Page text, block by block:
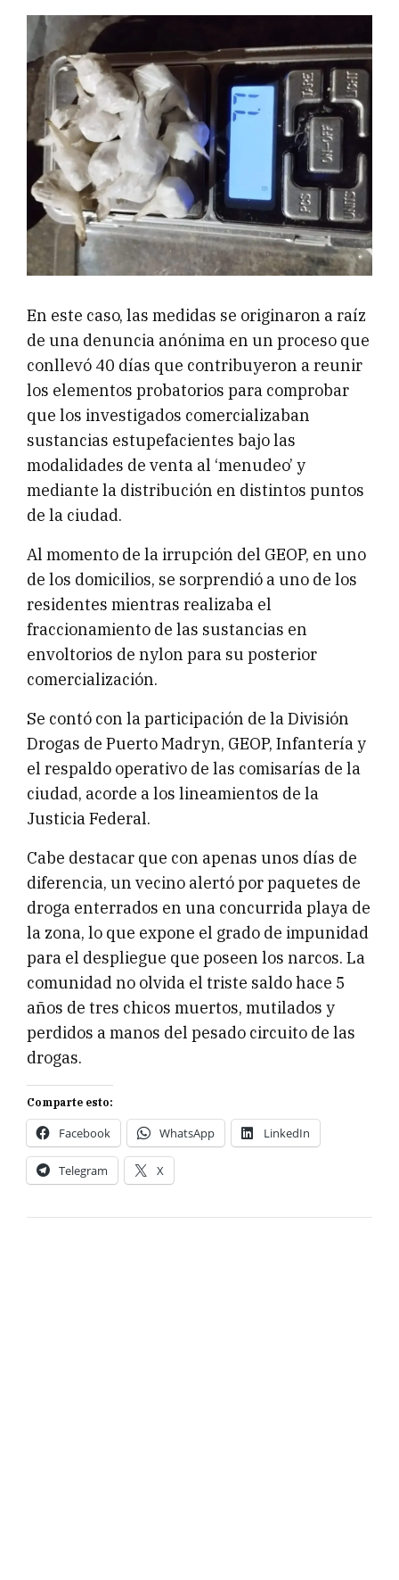
En este caso, las medidas se originaron a raíz
de una denuncia anónima en un proceso que
conllevó 40 días que contribuyeron a reunir
los elementos probatorios para comprobar
que los investigados comercializaban
sustancias estupefacientes bajo las
modalidades de venta al ‘menudeo’ y
mediante la distribución en distintos puntos
de la ciudad.
Al momento de la irrupción del GEOP, en uno
de los domicilios, se sorprendió a uno de los
residentes mientras realizaba el
fraccionamiento de las sustancias en
envoltorios de nylon para su posterior
comercialización.
Se contó con la participación de la División
Drogas de Puerto Madryn, GEOP, Infantería y
el respaldo operativo de las comisarías de la
ciudad, acorde a los lineamientos de la
Justicia Federal.
Cabe destacar que con apenas unos días de
diferencia, un vecino alertó por paquetes de
droga enterrados en una concurrida playa de
la zona, lo que expone el grado de impunidad
para el despliegue que poseen los narcos. La
comunidad no olvida el triste saldo hace 5
años de tres chicos muertos, mutilados y
perdidos a manos del pesado circuito de las
drogas.
Comparte esto:
Facebook WhatsApp LinkedIn
Telegram X